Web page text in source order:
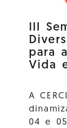
III
para
Vida
A
04 e